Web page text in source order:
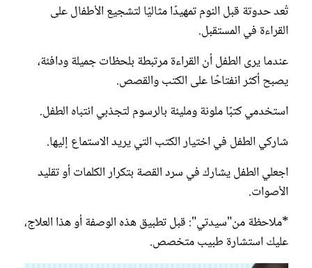
تُعد حدوتة قبل النوم تمهيدًا مثاليًا لتشجيع الأطفال على
القراءة في المستقبل.
عندما يرى الطفل أن القراءة مرتبطة بلحظات جميلة ودافئة،
يصبح أكثر انفتاحًا على الكتب والقصص.
استخدمي كتبًا ملونة ومليئة بالرسوم لتجذبي انتباه الطفل.
شاركي الطفل في اختيار الكتب التي يريد الاستماع إليها.
اجعلي الطفل يشارك في سرد القصة بتكرار الكلمات أو تقليد
الأصوات.
*ملاحظة من"سيدتي": قبل تطبيق هذه الوصفة أو هذا العلاج،
عليك استشارة طبيب متخصص.